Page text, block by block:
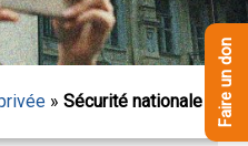
» Sécurité nationale Faire un don